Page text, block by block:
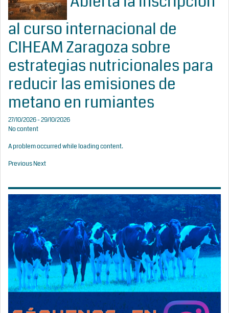
al curso internacional de
CIHEAM Zaragoza sobre
estrategias nutricionales para
reducir las emisiones de
metano en rumiantes
27/10/2026 - 29/10/2026
No content
A problem occurred while loading content.
PreviousNext